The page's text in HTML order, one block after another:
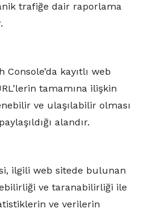
trafiğe dair raporlama
Console’da kayıtlı web
tamamına ilişkin
ve ulaşılabilir olması
alandır.
ilgili web sitede bulunan
ve taranabilirliği ile
ve verilerin